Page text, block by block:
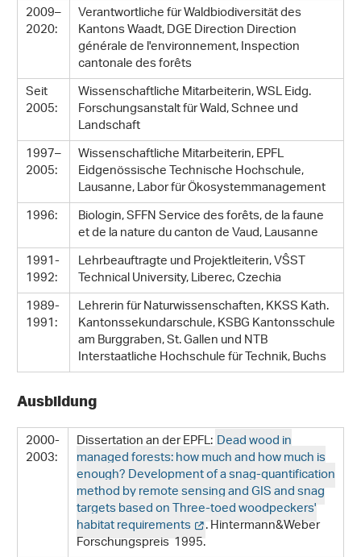
2009–
2020:
Verantwortliche für Waldbiodiversität des
Kantons Waadt, DGE Direction Direction
générale de l'environnement, Inspection
cantonale des forêts
Seit
2005:
Wissenschaftliche Mitarbeiterin, WSL Eidg.
Forschungsanstalt für Wald, Schnee und
Landschaft
1997–
2005:
Wissenschaftliche Mitarbeiterin, EPFL
Eidgenössische Technische Hochschule,
Lausanne, Labor für Ökosystemmanagement
1996:
Biologin, SFFN Service des forêts, de la faune
et de la nature du canton de Vaud, Lausanne
1991-
1992:
Lehrbeauftragte und Projektleiterin, VŜST
Technical University, Liberec, Czechia
1989-
1991:
Lehrerin für Naturwissenschaften, KKSS Kath.
Kantonssekundarschule, KSBG Kantonsschule
am Burggraben, St. Gallen und NTB
Interstaatliche Hochschule für Technik, Buchs
Ausbildung
2000-
2003:
Dissertation an der EPFL:Dead wood in
managed forests: how much and how much is
enough? Development of a snag-quantification
method by remote sensing and GIS and snag
targets based on Three-toed woodpeckers'
habitat requirements . Hintermann&Weber
Forschungspreis 1995.